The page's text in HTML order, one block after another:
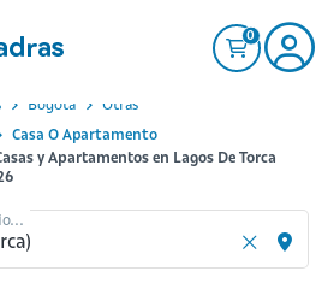
0
Bogota
Otras
Casa O Apartamento
y Apartamentos en Lagos De Torca